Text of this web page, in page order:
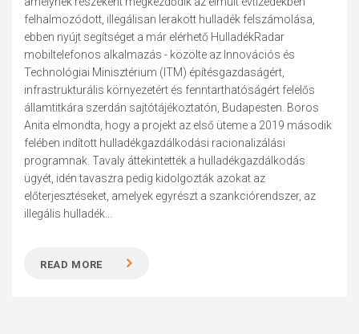
felhalmozódott, illegálisan lerakott hulladék felszámolása,
ebben nyújt segítséget a már elérhető HulladékRadar
mobiltelefonos alkalmazás - közölte az Innovációs és
Technológiai Minisztérium (ITM) építésgazdaságért,
infrastrukturális környezetért és fenntarthatóságért felelős
államtitkára szerdán sajtótájékoztatón, Budapesten. Boros
Anita elmondta, hogy a projekt az első üteme a 2019 második
felében indított hulladékgazdálkodási racionalizálási
programnak. Tavaly áttekintették a hulladékgazdálkodás
ügyét, idén tavaszra pedig kidolgozták azokat az
előterjesztéseket, amelyek egyrészt a szankciórendszer, az
illegális hulladék...
READ MORE